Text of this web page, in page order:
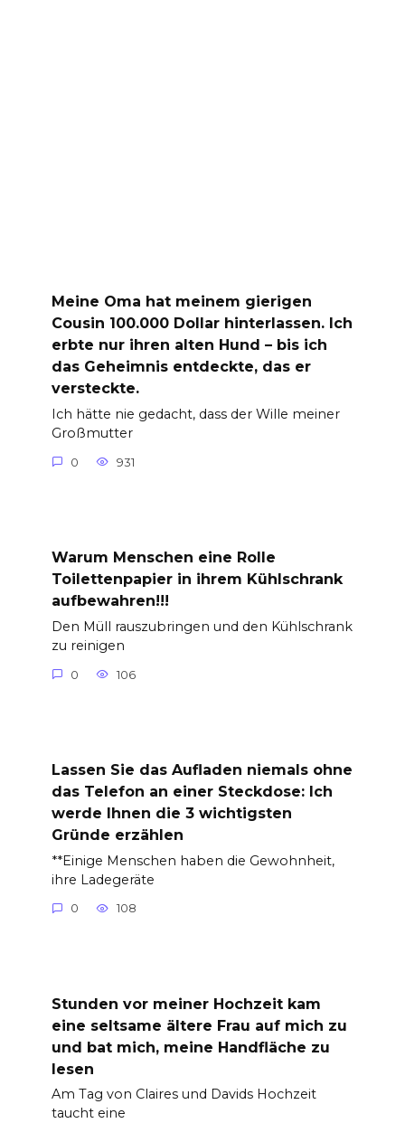
Meine Oma hat meinem gierigen
Cousin 100.000 Dollar hinterlassen. Ich
erbte nur ihren alten Hund – bis ich
das Geheimnis entdeckte, das er
versteckte.
Ich hätte nie gedacht, dass der Wille meiner
Großmutter
0 931
Warum Menschen eine Rolle
Toilettenpapier in ihrem Kühlschrank
aufbewahren!!!
Den Müll rauszubringen und den Kühlschrank
zu reinigen
0 106
Lassen Sie das Aufladen niemals ohne
das Telefon an einer Steckdose: Ich
werde Ihnen die 3 wichtigsten
Gründe erzählen
**Einige Menschen haben die Gewohnheit,
ihre Ladegeräte
0 108
Stunden vor meiner Hochzeit kam
eine seltsame ältere Frau auf mich zu
und bat mich, meine Handfläche zu
lesen
Am Tag von Claires und Davids Hochzeit
taucht eine